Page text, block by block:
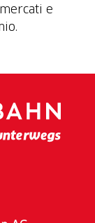
e